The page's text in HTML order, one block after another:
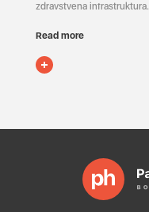
zdravstvena infrastruktura.
Read more